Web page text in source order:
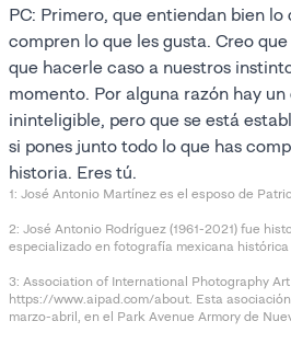
PC: Primero, que entiendan bien lo
compren lo que les gusta. Creo
que hacerle caso a nuestros
momento. Por alguna razón hay
ininteligible, pero que se está
si pones junto todo lo que has
historia. Eres tú.
1: José Antonio Martínez es el esposo de
2: José Antonio Rodríguez (1961-2021) fue
especializado en fotografía mexicana histórica
3: Association of International Photography Art
https://www.aipad.com/about. Esta
marzo-abril, en el Park Avenue Armory de